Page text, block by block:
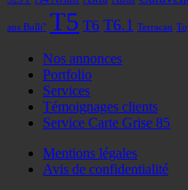
ans Bulli" T5 T6 T6.1 Terracan
Nos annonces
Portfolio
Services
Témoignages clients
Service Carte Grise 85
Mentions légales
Avis de confidentialité